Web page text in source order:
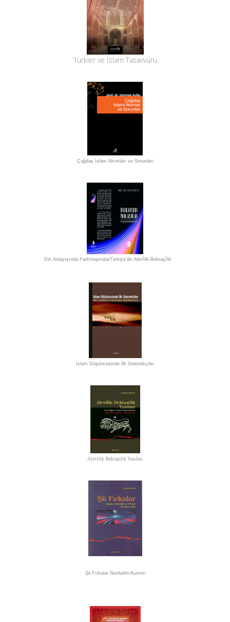
Türkler ve İslam Tasavvuru
Çağdaş İslam Akımları ve Sorunları
Din Anlayışında FarklılaşmalarTürkiye’de Alevîlik-Bektaşîlik
İslam Düşüncesinde İlk Gelenekçiler
Alevilik-Bektaşilik Yazıları
Şii Fırkalar Nevbahti-Kummi